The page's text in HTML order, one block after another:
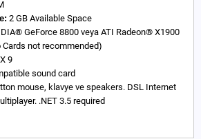
2 GB Available Space
GeForce 8800 veya ATI Radeon® X1900
not recommended)
9
sound card
mouse, klavye ve speakers. DSL Internet
.NET 3.5 required